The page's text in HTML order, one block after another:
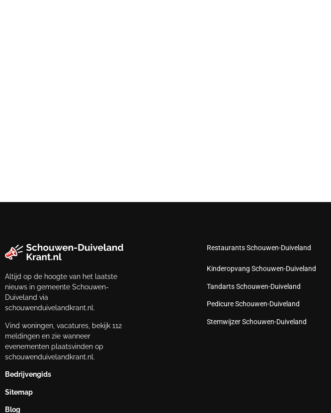
Altijd op de hoogte van het laatste
nieuws in gemeente Schouwen-
Duiveland via
schouwenduivelandkrant.nl.
Vind woningen, vacatures, bekijk 112
meldingen en zie wanneer
evenementen plaatsvinden op
schouwenduivelandkrant.nl.
Bedrijvengids
Sitemap
Blog
Restaurants Schouwen-Duiveland
Kinderopvang Schouwen-Duiveland
Tandarts Schouwen-Duiveland
Pedicure Schouwen-Duiveland
Stemwijzer Schouwen-Duiveland